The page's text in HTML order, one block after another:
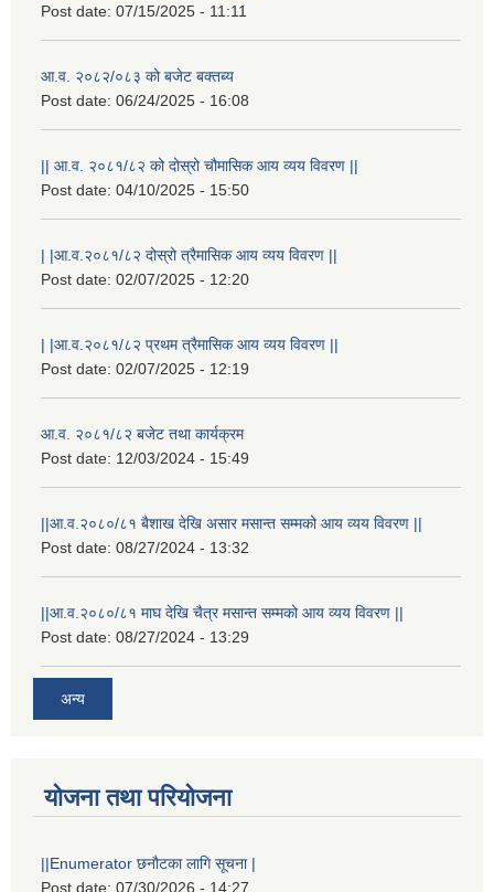
Post date: 07/15/2025 - 11:11
आ.व. २०८२/०८३ को बजेट बक्तब्य
Post date: 06/24/2025 - 16:08
|| आ.व. २०८१/८२ को दोस्रो चौमासिक आय व्यय विवरण ||
Post date: 04/10/2025 - 15:50
| |आ.व.२०८१/८२ दोस्रो त्रैमासिक आय व्यय विवरण ||
Post date: 02/07/2025 - 12:20
| |आ.व.२०८१/८२ प्रथम त्रैमासिक आय व्यय विवरण ||
Post date: 02/07/2025 - 12:19
आ.व. २०८१/८२ बजेट तथा कार्यक्रम
Post date: 12/03/2024 - 15:49
||आ.व.२०८०/८१ बैशाख देखि असार मसान्त सम्मको आय व्यय विवरण ||
Post date: 08/27/2024 - 13:32
||आ.व.२०८०/८१ माघ देखि चैत्र मसान्त सम्मको आय व्यय विवरण ||
Post date: 08/27/2024 - 13:29
अन्य
योजना तथा परियोजना
||Enumerator छनौटका लागि सूचना |
Post date: 07/30/2026 - 14:27